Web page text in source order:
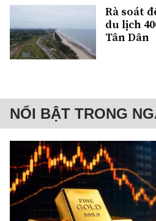
Rà soát
du lịch
Tân Dân
NỔI BẬT TRONG